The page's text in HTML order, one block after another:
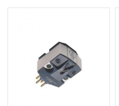
Bladmuziek